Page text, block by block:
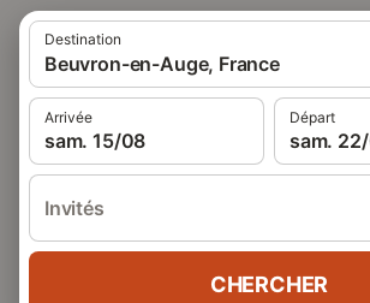
Destination
Beuvron-en-Auge, France
Arrivée
sam. 15/08
Départ
sam.
Invités
CHERCHER